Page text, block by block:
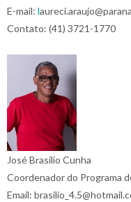
E-mail: l
Contato: (41) 3721-1770
José Brasílio Cunha
Coordenador do Programa
Email: